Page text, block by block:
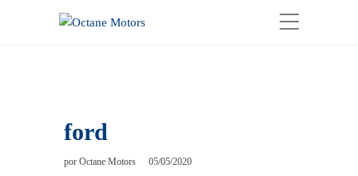
ford
por Octane Motors
05/05/2020